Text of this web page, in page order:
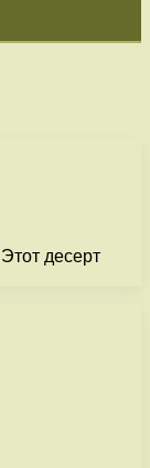
десерт